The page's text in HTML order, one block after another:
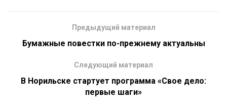
Предыдущий материал
Бумажные повестки по-прежнему актуальны
Следующий материал
В Норильске стартует программа «Свое дело:
первые шаги»